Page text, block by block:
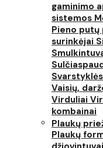
gaminimo
sistemos
Pieno putų
surinkėjai
Svarstyklės
Vaisių,
Virduliai
kombainai
Plaukų
Plaukų